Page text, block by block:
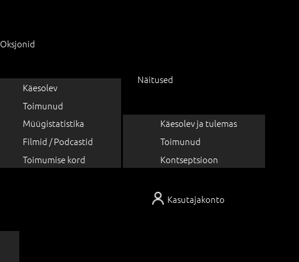
Kasutajakonto
Oksjonid
Käesolev
Toimunud
Müügistatistika
Filmid / Podcastid
Toimumise kord
Näitused
Käesolev ja tulemas
Toimunud
Kontseptsioon